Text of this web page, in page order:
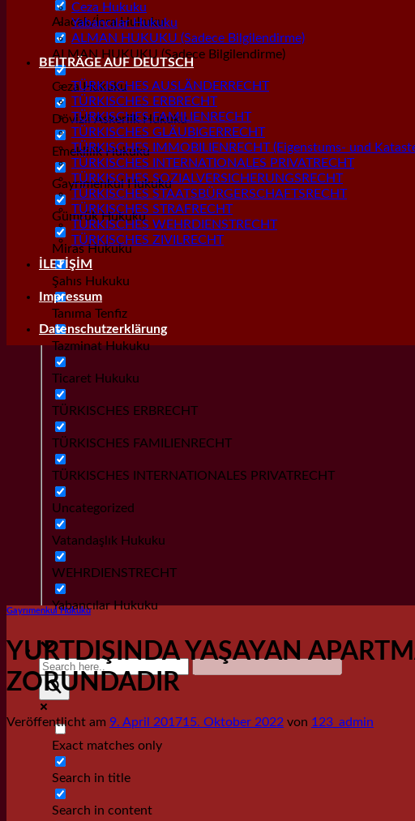
Alacak/İcra Hukuku
ALMAN HUKUKU (Sadece Bilgilendirme)
Ceza Hukuku
Dövizli Askerlik Hukuku
Emeklilik Hukuku
Gayrımenkul Hukuku
Gümrük Hukuku
Miras Hukuku
Şahıs Hukuku
Tanıma Tenfiz
Tazminat Hukuku
Ticaret Hukuku
TÜRKISCHES ERBRECHT
TÜRKISCHES FAMILIENRECHT
TÜRKISCHES INTERNATIONALES PRIVATRECHT
Uncategorized
Vatandaşlık Hukuku
WEHRDIENSTRECHT
Yabancılar Hukuku
Exact matches only
Search in title
Search in content
Ceza Hukuku
Yabancılar Hukuku
ALMAN HUKUKU (Sadece Bilgilendirme)
BEITRÄGE AUF DEUTSCH
TÜRKISCHES AUSLÄNDERRECHT
TÜRKISCHES ERBRECHT
TÜRKISCHES FAMILIENRECHT
TÜRKISCHES GLÄUBIGERRECHT
TÜRKISCHES IMMOBILIENRECHT (Eigenstums- und
TÜRKISCHES INTERNATIONALES PRIVATRECHT
TÜRKISCHES SOZIALVERSICHERUNGSRECHT
TÜRKISCHES STAATSBÜRGERSCHAFTSRECHT
TÜRKISCHES STRAFRECHT
TÜRKISCHES WEHRDIENSTRECHT
TÜRKISCHES ZIVILRECHT
İLETİŞİM
Impressum
Datenschutzerklärung
Gayrımenkul Hukuku
YURTDIŞINDA YAŞAYAN
ZORUNDADIR
Veröffentlicht am 9. April 201715. Oktober 2022 von 123_admin